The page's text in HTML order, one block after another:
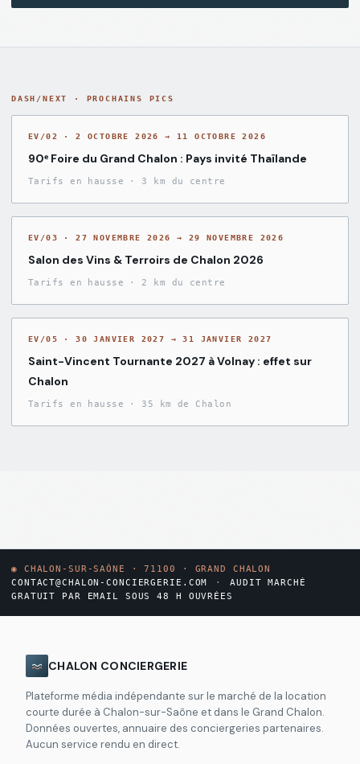
DASH/NEXT · PROCHAINS PICS
EV/02 ·2 OCTOBRE 2026 → 11 OCTOBRE 2026
90ᵉ Foire du Grand Chalon : Pays invité Thaïlande
Tarifs en hausse · 3 km du centre
EV/03 ·27 NOVEMBRE 2026 → 29 NOVEMBRE 2026
Salon des Vins & Terroirs de Chalon 2026
Tarifs en hausse · 2 km du centre
EV/05 ·30 JANVIER 2027 → 31 JANVIER 2027
Saint-Vincent Tournante 2027 à Volnay : effet sur
Chalon
Tarifs en hausse · 35 km de Chalon
◉ CHALON-SUR-SAÔNE · 71100 · GRAND CHALON
CONTACT@CHALON-CONCIERGERIE.COM
·
AUDIT MARCHÉ
GRATUIT PAR EMAIL SOUS 48 H OUVRÉES
CHALON CONCIERGERIE
Plateforme média indépendante sur le marché de la location
courte durée à Chalon-sur-Saône et dans le Grand Chalon.
Données ouvertes, annuaire des conciergeries partenaires.
Aucun service rendu en direct.